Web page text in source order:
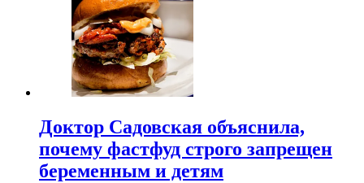
Доктор Садовская объяснила,
почему фастфуд строго запрещен
беременным и детям